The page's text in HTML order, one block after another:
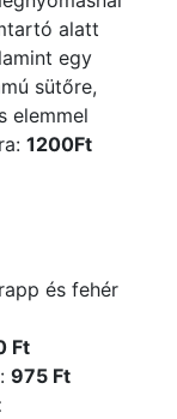
alatt
egy
sütőre,
elemmel
1200Ft
és fehér
Ft
975 Ft